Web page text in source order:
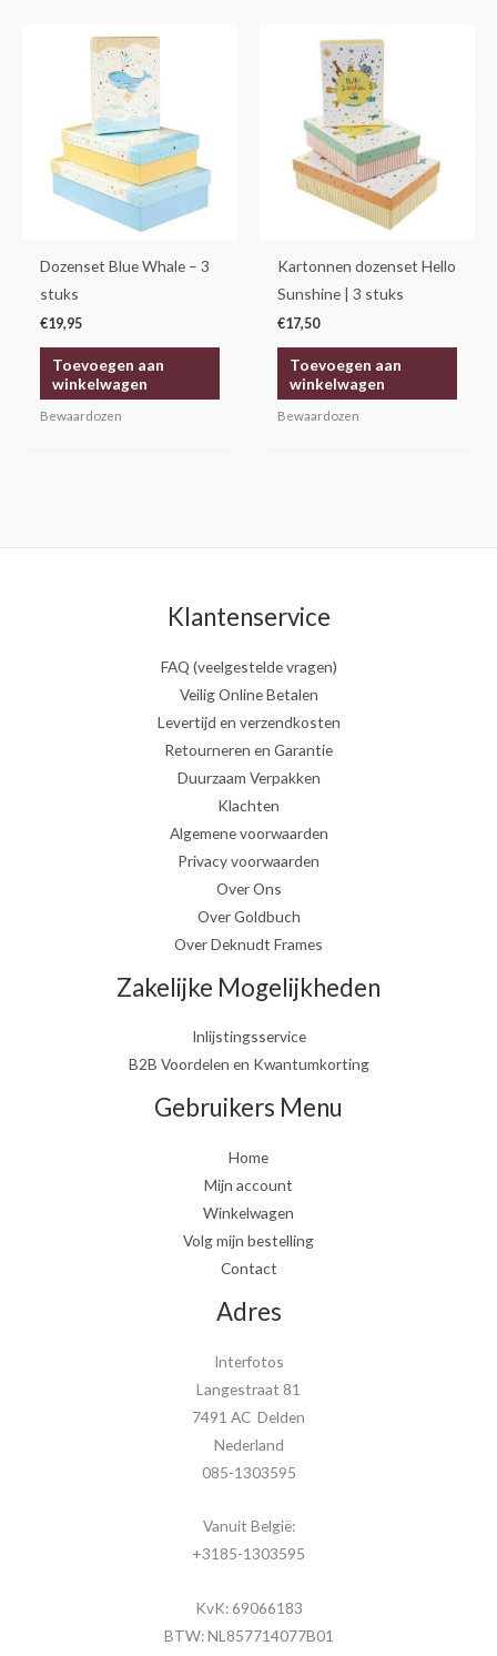
Dozenset Blue Whale – 3
stuks
€19,95
Toevoegen aan
winkelwagen
Bewaardozen
Kartonnen dozenset Hello
Sunshine | 3 stuks
€17,50
Toevoegen aan
winkelwagen
Bewaardozen
Klantenservice
FAQ (veelgestelde vragen)
Veilig Online Betalen
Levertijd en verzendkosten
Retourneren en Garantie
Duurzaam Verpakken
Klachten
Algemene voorwaarden
Privacy voorwaarden
Over Ons
Over Goldbuch
Over Deknudt Frames
Zakelijke Mogelijkheden
Inlijstingsservice
B2B Voordelen en Kwantumkorting
Gebruikers Menu
Home
Mijn account
Winkelwagen
Volg mijn bestelling
Contact
Adres
Interfotos
Langestraat 81
7491 AC Delden
Nederland
085-1303595
Vanuit België:
+3185-1303595
KvK: 69066183
BTW: NL857714077B01